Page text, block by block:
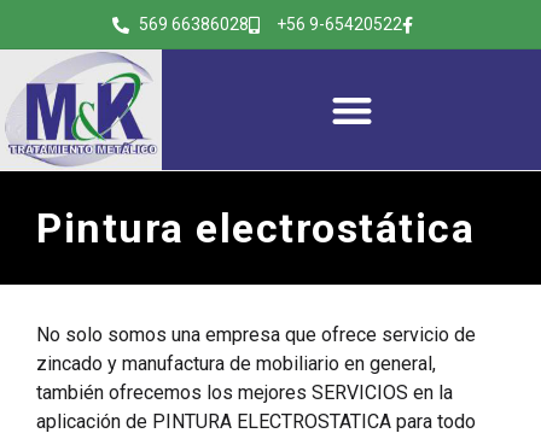
569 66386028 +56 9-65420522
Pintura electrostática
No solo somos una empresa que ofrece servicio de
zincado y manufactura de mobiliario en general,
también ofrecemos los mejores SERVICIOS en la
aplicación de PINTURA ELECTROSTATICA para todo